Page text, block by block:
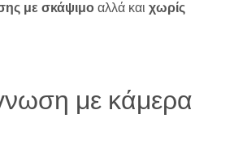
με σκάψιμοαλλά και χωρίς
με κάμερα